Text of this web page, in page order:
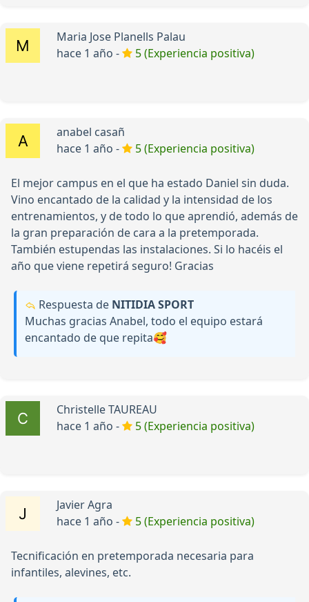
Maria Jose Planells Palau
hace 1 año -
5 (Experiencia positiva)
anabel casañ
hace 1 año -
5 (Experiencia positiva)
El mejor campus en el que ha estado Daniel sin duda.
Vino encantado de la calidad y la intensidad de los
entrenamientos, y de todo lo que aprendió, además de
la gran preparación de cara a la pretemporada.
También estupendas las instalaciones. Si lo hacéis el
año que viene repetirá seguro! Gracias
Respuesta de NITIDIA SPORT
Muchas gracias Anabel, todo el equipo estará
encantado de que repita🥰
Christelle TAUREAU
hace 1 año -
5 (Experiencia positiva)
Javier Agra
hace 1 año -
5 (Experiencia positiva)
Tecnificación en pretemporada necesaria para
infantiles, alevines, etc.